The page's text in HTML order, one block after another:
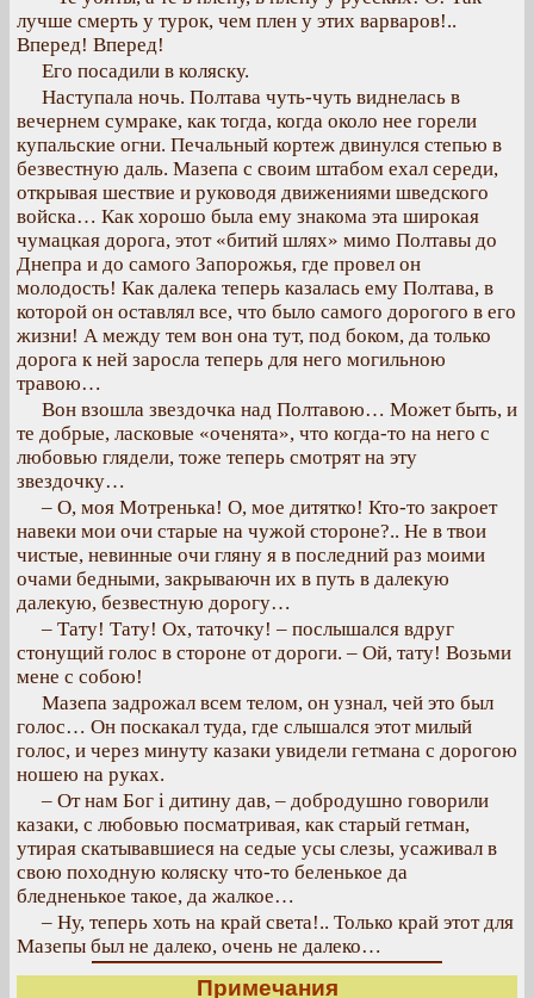
лучше смерть у турок, чем плен у этих варваров!..
Вперед! Вперед!
Его посадили в коляску.
Наступала ночь. Полтава чуть-чуть виднелась в
вечернем сумраке, как тогда, когда около нее горели
купальские огни. Печальный кортеж двинулся степью в
безвестную даль. Мазепа с своим штабом ехал середи,
открывая шествие и руководя движениями шведского
войска… Как хорошо была ему знакома эта широкая
чумацкая дорога, этот «битий шлях» мимо Полтавы до
Днепра и до самого Запорожья, где провел он
молодость! Как далека теперь казалась ему Полтава, в
которой он оставлял все, что было самого дорогого в его
жизни! А между тем вон она тут, под боком, да только
дорога к ней заросла теперь для него могильною
травою…
Вон взошла звездочка над Полтавою… Может быть, и
те добрые, ласковые «оченята», что когда-то на него с
любовью глядели, тоже теперь смотрят на эту
звездочку…
– О, моя Мотренька! О, мое дитятко! Кто-то закроет
навеки мои очи старые на чужой стороне?.. Не в твои
чистые, невинные очи гляну я в последний раз моими
очами бедными, закрываючн их в путь в далекую
далекую, безвестную дорогу…
– Тату! Тату! Ох, таточку! – послышался вдруг
стонущий голос в стороне от дороги. – Ой, тату! Возьми
мене с собою!
Мазепа задрожал всем телом, он узнал, чей это был
голос… Он поскакал туда, где слышался этот милый
голос, и через минуту казаки увидели гетмана с дорогою
ношею на руках.
– От нам Бог і дитину дав, – добродушно говорили
казаки, с любовью посматривая, как старый гетман,
утирая скатывавшиеся на седые усы слезы, усаживал в
свою походную коляску что-то беленькое да
бледненькое такое, да жалкое…
– Ну, теперь хоть на край света!.. Только край этот для
Мазепы был не далеко, очень не далеко…
Примечания